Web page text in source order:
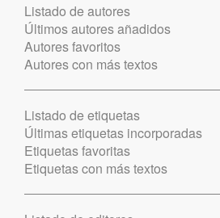
Listado de autores
Últimos autores añadidos
Autores favoritos
Autores con más textos
Listado de etiquetas
Últimas etiquetas incorporadas
Etiquetas favoritas
Etiquetas con más textos